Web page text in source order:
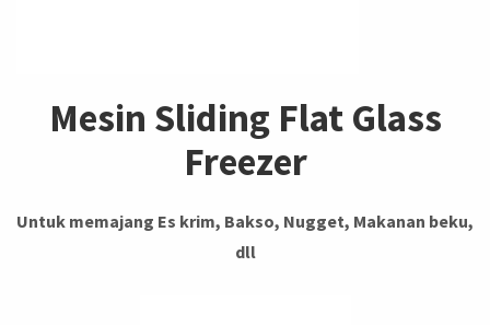
Mesin Sliding Flat Glass
Freezer
Untuk memajang Es krim, Bakso, Nugget, Makanan beku,
dll